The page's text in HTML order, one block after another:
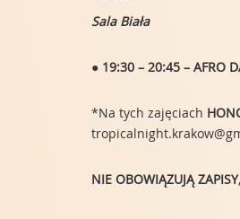
Sala Biała
● 19:30 – 20:45 – AFRO
*Na tych zajęciach
NIE OBOWIĄZUJĄ ZAPISY